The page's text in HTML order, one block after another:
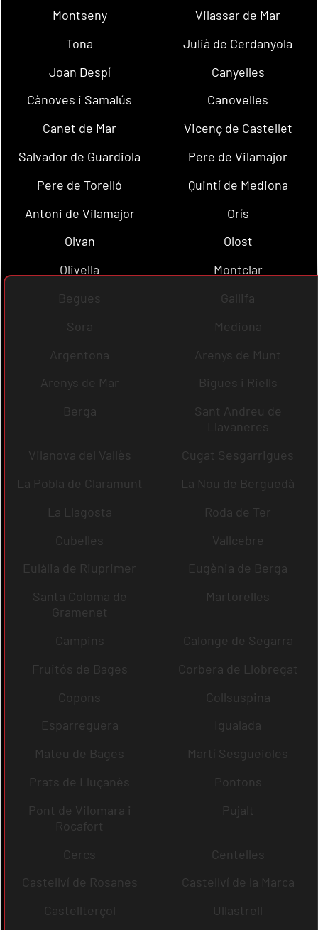
Montseny
Vilassar de Mar
Tona
Julià de Cerdanyola
Joan Despí
Canyelles
Cànoves i Samalús
Canovelles
Canet de Mar
Vicenç de Castellet
Salvador de Guardiola
Pere de Vilamajor
Pere de Torelló
Quintí de Mediona
Antoni de Vilamajor
Orís
Olvan
Olost
Olivella
Montclar
Begues
Gallifa
Sora
Mediona
Argentona
Arenys de Munt
Arenys de Mar
Bigues i Riells
Berga
Sant Andreu de
Llavaneres
Vilanova del Vallès
Cugat Sesgarrigues
La Pobla de Claramunt
La Nou de Berguedà
La Llagosta
Roda de Ter
Cubelles
Vallcebre
Eulàlia de Riuprimer
Eugènia de Berga
Santa Coloma de
Gramenet
Martorelles
Campins
Calonge de Segarra
Fruitós de Bages
Corbera de Llobregat
Copons
Collsuspina
Esparreguera
Igualada
Mateu de Bages
Martí Sesgueioles
Prats de Lluçanès
Pontons
Pont de Vilomara i
Rocafort
Pujalt
Cercs
Centelles
Castellví de Rosanes
Castellví de la Marca
Castellterçol
Ullastrell